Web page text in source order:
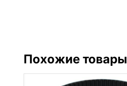
Похожие товары